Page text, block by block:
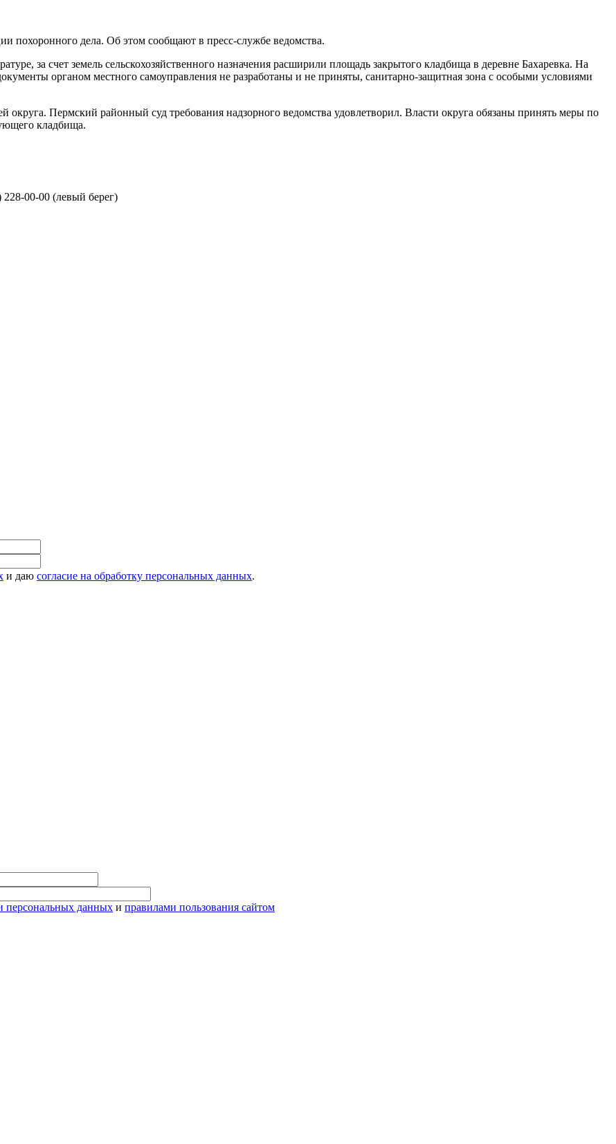
похоронного дела. Об этом сообщают в пресс-службе ведомства.
за счет земель сельскохозяйственного назначения расширили площадь закрытого кладбища в деревне Бахаревка. На
органом местного самоуправления не разработаны и не приняты, санитарно-защитная зона с особыми условиями
округа. Пермский районный суд требования надзорного ведомства удовлетворил. Власти округа обязаны принять меры по
кладбища.
228-00-00 (левый берег)
и даю согласие на обработку персональных данных.
персональных данных и правилами пользования сайтом